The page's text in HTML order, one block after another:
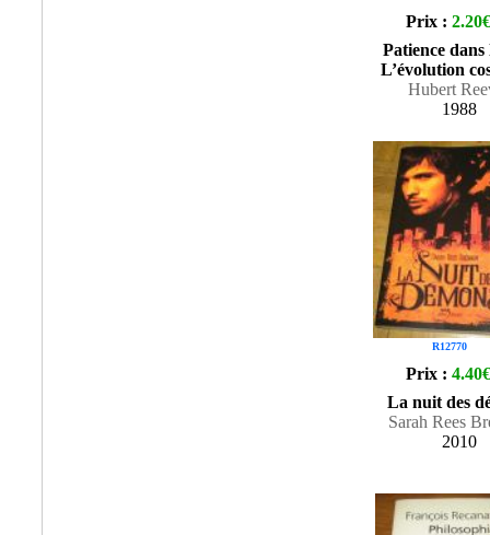
Prix : 2.20€
Patience dans
L’évolution
Hubert
1988
R12770
Prix : 4.40€
La nuit des
Sarah Rees
2010